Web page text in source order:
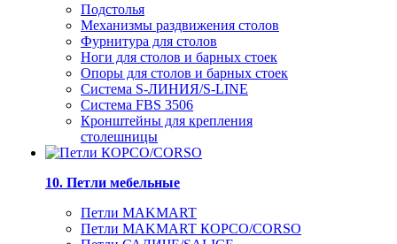
Подстолья
Механизмы раздвижения столов
Фурнитура для столов
Ноги для столов и барных стоек
Опоры для столов и барных стоек
Система S-ЛИНИЯ/S-LINE
Система FBS 3506
Кронштейны для крепления
столешницы
10. Петли мебельные
Петли MAKMART
Петли MAKMART КОРСО/CORSO